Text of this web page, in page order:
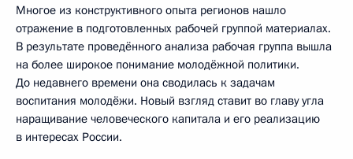
Многое из конструктивного опыта регионов нашло
отражение в подготовленных рабочей группой материалах.
В результате проведённого анализа рабочая группа вышла
на более широкое понимание молодёжной политики.
До недавнего времени она сводилась к задачам
воспитания молодёжи. Новый взгляд ставит во главу угла
наращивание человеческого капитала и его реализацию
в интересах России.